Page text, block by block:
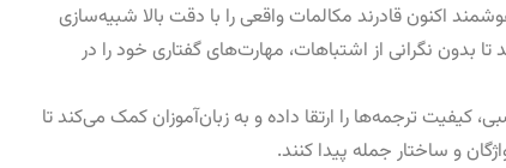
اکنون قادرند مکالمات واقعی را با دقت بالا شبیه‌سازی
تا بدون نگرانی از اشتباهات، مهارت‌های گفتاری خود را در
کیفیت ترجمه‌ها را ارتقا داده و به زبان‌آموزان کمک می‌کند تا
و ساختار جمله پیدا کنند.